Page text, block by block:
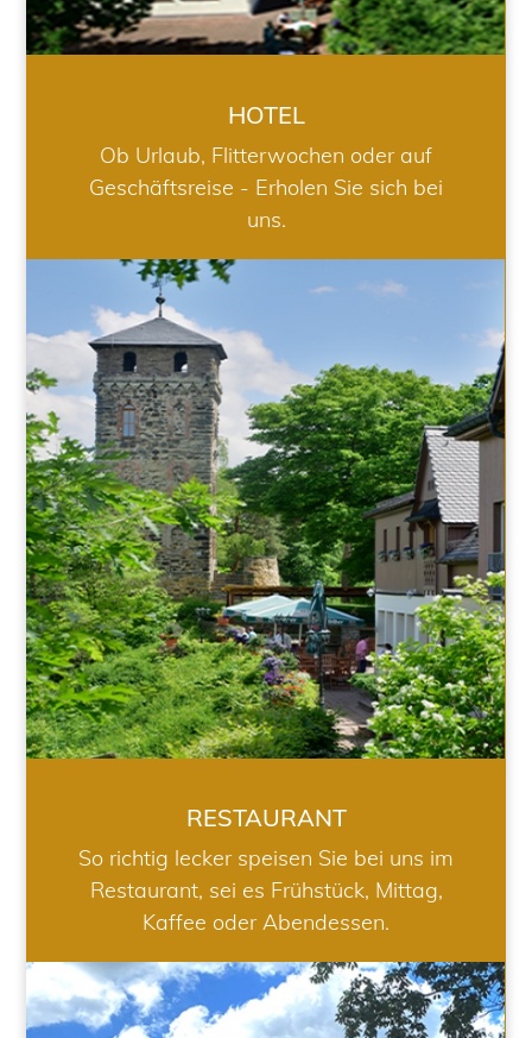
HOTEL
Ob Urlaub, Flitterwochen oder auf
Geschäftsreise - Erholen Sie sich bei
uns.
RESTAURANT
RESTAURANT
So richtig lecker speisen Sie bei uns im
Restaurant, sei es Frühstück, Mittag,
Kaffee oder Abendessen.